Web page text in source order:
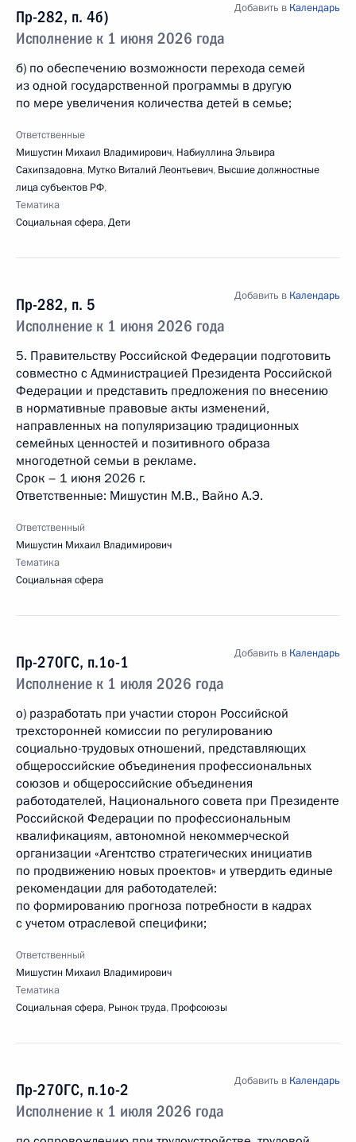
Пр-282, п. 4б)
Исполнение к 1 июня 2026 года
Добавить в Календарь
б) по обеспечению возможности перехода семей
из одной государственной программы в другую
по мере увеличения количества детей в семье;
Ответственные
Мишустин Михаил Владимирович, Набиуллина Эльвира
Сахипзадовна, Мутко Виталий Леонтьевич, Высшие должностные
лица субъектов РФ,
Тематика
Социальная сфера,Дети
Пр-282, п. 5
Исполнение к 1 июня 2026 года
Добавить в Календарь
5. Правительству Российской Федерации подготовить
совместно с Администрацией Президента Российской
Федерации и представить предложения по внесению
в нормативные правовые акты изменений,
направленных на популяризацию традиционных
семейных ценностей и позитивного образа
многодетной семьи в рекламе.
Срок – 1 июня 2026 г.
Ответственные: Мишустин М.В., Вайно А.Э.
Ответственный
Мишустин Михаил Владимирович
Тематика
Социальная сфера
Пр-270ГС, п.1о-1
Исполнение к 1 июля 2026 года
Добавить в Календарь
о) разработать при участии сторон Российской
трехсторонней комиссии по регулированию
социально-трудовых отношений, представляющих
общероссийские объединения профессиональных
союзов и общероссийские объединения
работодателей, Национального совета при Президенте
Российской Федерации по профессиональным
квалификациям, автономной некоммерческой
организации «Агентство стратегических инициатив
по продвижению новых проектов» и утвердить единые
рекомендации для работодателей:
по формированию прогноза потребности в кадрах
с учетом отраслевой специфики;
Ответственный
Мишустин Михаил Владимирович
Тематика
Социальная сфера, Рынок труда, Профсоюзы
Пр-270ГС, п.1о-2
Исполнение к 1 июля 2026 года
Добавить в Календарь